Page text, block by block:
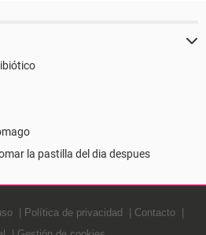
la pastilla del dia despues
Política de privacidad
Contacto